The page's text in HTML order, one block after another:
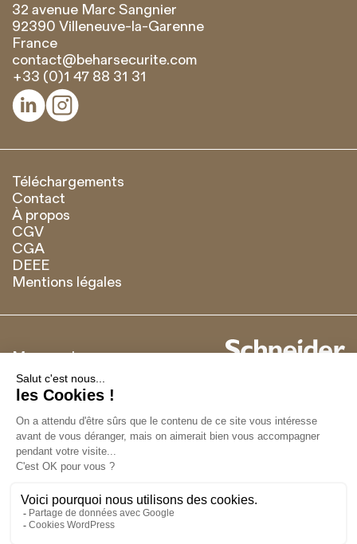
32 avenue Marc Sangnier
92390 Villeneuve-la-Garenne
France
contact@beharsecurite.com
+33 (0)1 47 88 31 31

Téléchargements
Contact
À propos
CGV
CGA
DEEE
Mentions légales
Marque de
Français English
Recevoir notre newsletter